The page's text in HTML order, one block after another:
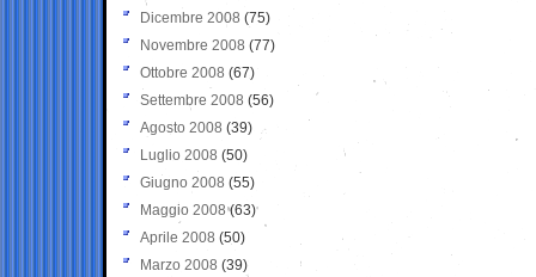
Dicembre 2008 (75)
Novembre 2008 (77)
Ottobre 2008 (67)
Settembre 2008 (56)
Agosto 2008 (39)
Luglio 2008 (50)
Giugno 2008 (55)
Maggio 2008(63)
Aprile 2008 (50)
Marzo 2008 (39)